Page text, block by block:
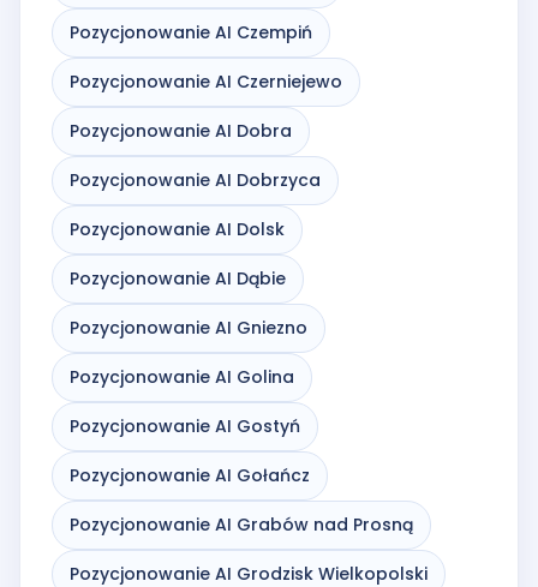
Pozycjonowanie AI Czempiń
Pozycjonowanie AI Czerniejewo
Pozycjonowanie AI Dobra
Pozycjonowanie AI Dobrzyca
Pozycjonowanie AI Dolsk
Pozycjonowanie AI Dąbie
Pozycjonowanie AI Gniezno
Pozycjonowanie AI Golina
Pozycjonowanie AI Gostyń
Pozycjonowanie AI Gołańcz
Pozycjonowanie AI Grabów nad Prosną
Pozycjonowanie AI Grodzisk Wielkopolski